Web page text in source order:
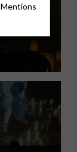
Mentions